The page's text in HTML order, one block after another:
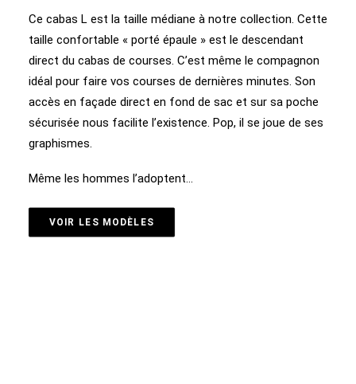
Ce cabas L est la taille médiane à notre collection. Cette
taille confortable « porté épaule » est le descendant
direct du cabas de courses. C’est même le compagnon
idéal pour faire vos courses de dernières minutes. Son
accès en façade direct en fond de sac et sur sa poche
sécurisée nous facilite l’existence. Pop, il se joue de ses
graphismes.
Même les hommes l’adoptent…
VOIR LES MODÈLES